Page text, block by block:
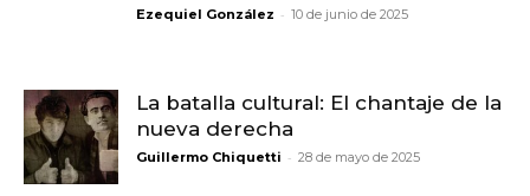
Ezequiel González - 10 de junio de 2025
La batalla cultural: El chantaje de la
nueva derecha
Guillermo Chiquetti - 28 de mayo de 2025